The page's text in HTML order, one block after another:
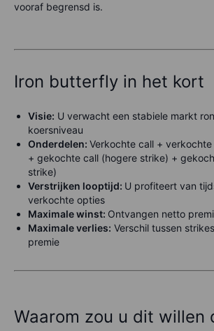
vooraf begrensd is.
Iron butterfly in het kort
Visie: U verwacht een stabiele markt
koersniveau
Onderdelen: Verkochte call +
+ gekochte call (hogere strike) +
strike)
Verstrijken looptijd: U profiteert van
verkochte opties
Maximale winst: Ontvangen netto
Maximale verlies: Verschil tussen
premie
Waarom zou u dit willen